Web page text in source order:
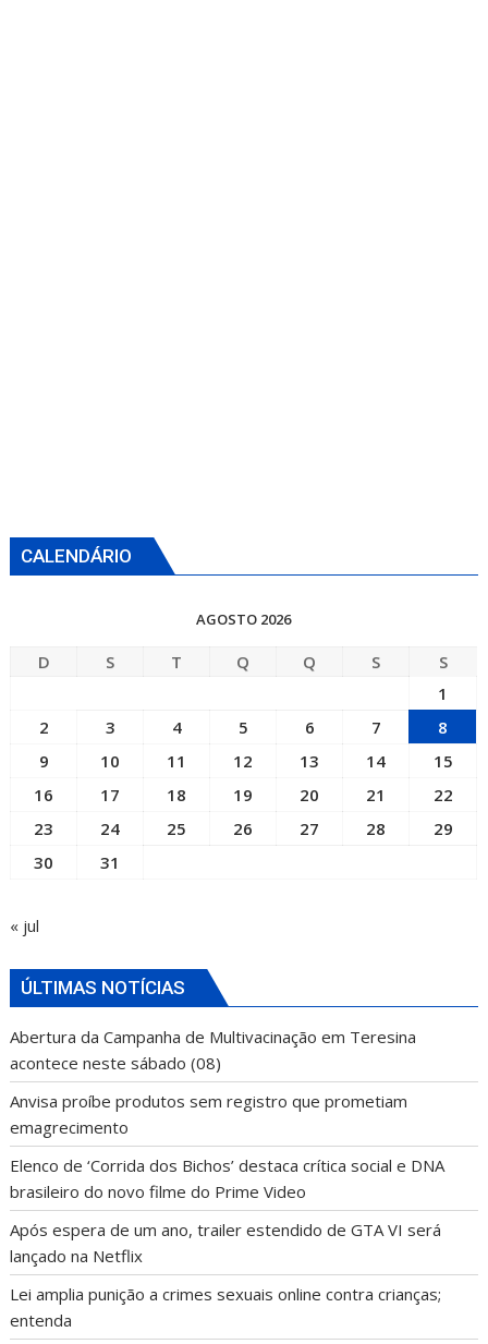
CALENDÁRIO
AGOSTO 2026
D S T Q Q S
S
1
2
3 4 5 6 7
8
9
10 11 12 13 14
15
16
17 18 19 20 21
22
23
24 25 26 27 28
29
30
31
« jul
ÚLTIMAS NOTÍCIAS
Abertura da Campanha de Multivacinação em Teresina
acontece neste sábado (08)
Anvisa proíbe produtos sem registro que prometiam
emagrecimento
Elenco de ‘Corrida dos Bichos’ destaca crítica social e DNA
brasileiro do novo filme do Prime Video
Após espera de um ano, trailer estendido de GTA VI será
lançado na Netflix
Lei amplia punição a crimes sexuais online contra crianças;
entenda